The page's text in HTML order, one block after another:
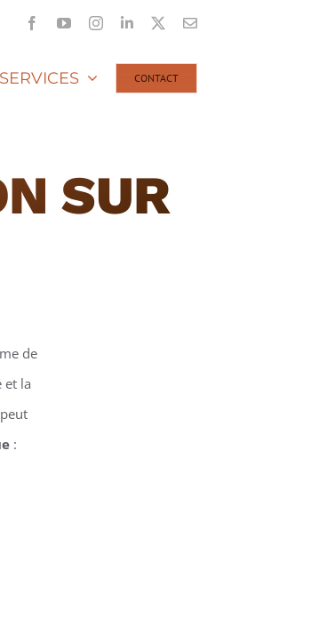
FacebookYouTubeInstagramLinkedIn Email
SERVICES CONTACT
SUR
de
et la
: